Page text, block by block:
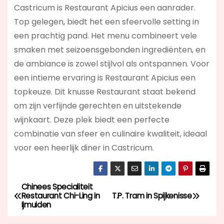
Castricum is Restaurant Apicius een aanrader.
Top gelegen, biedt het een sfeervolle setting in
een prachtig pand. Het menu combineert vele
smaken met seizoensgebonden ingrediënten, en
de ambiance is zowel stijlvol als ontspannen. Voor
een intieme ervaring is Restaurant Apicius een
topkeuze. Dit knusse Restaurant staat bekend
om zijn verfijnde gerechten en uitstekende
wijnkaart. Deze plek biedt een perfecte
combinatie van sfeer en culinaire kwaliteit, ideaal
voor een heerlijk diner in Castricum.
B
e
T.P. Tram in Spijkenisse
Chinees Specialiteit
Restaurant Chi-Ling in
Ijmuiden